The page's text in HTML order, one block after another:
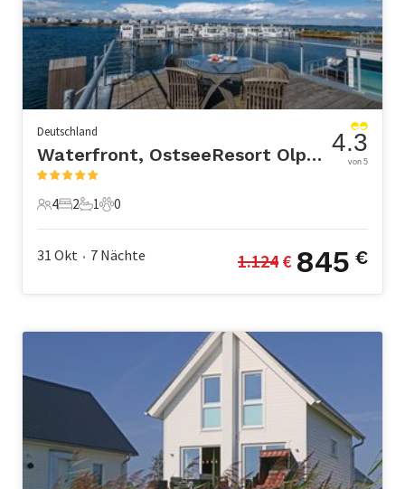
Deutschland
Waterfront, OstseeResort Olpenitz
4 Gäste
4
2 Schlafzimmer
2
1 Badezimmer
1
0 Haustiere
0
4.3
von 5
31 Okt • 7 Nächte 1.124 € 845 €